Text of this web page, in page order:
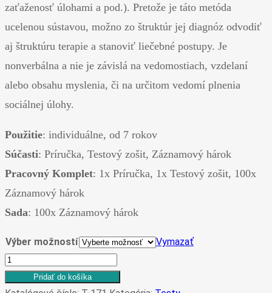
zaťaženosť úlohami a pod.). Pretože je táto metóda
ucelenou sústavou, možno zo štruktúr jej diagnóz odvodiť
aj štruktúru terapie a stanoviť liečebné postupy. Je
nonverbálna a nie je závislá na vedomostiach, vzdelaní
alebo obsahu myslenia, či na určitom vedomí plnenia
sociálnej úlohy.
Použitie: individuálne, od 7 rokov
Súčasti: Príručka, Testový zošit, Záznamový hárok
Pracovný Komplet: 1x Príručka, 1x Testový zošit, 100x
Záznamový hárok
Sada: 100x Záznamový hárok
Výber možností
Vymazať
množstvo
T-
Pridať do košíka